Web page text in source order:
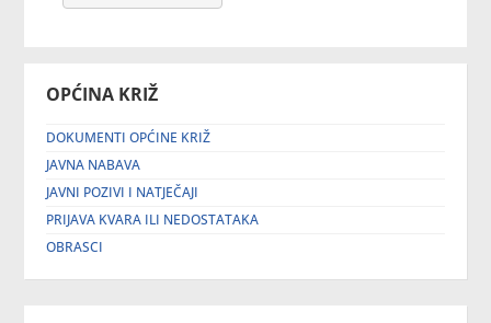
OPĆINA KRIŽ
DOKUMENTI OPĆINE KRIŽ
JAVNA NABAVA
JAVNI POZIVI I NATJEČAJI
PRIJAVA KVARA ILI NEDOSTATAKA
OBRASCI